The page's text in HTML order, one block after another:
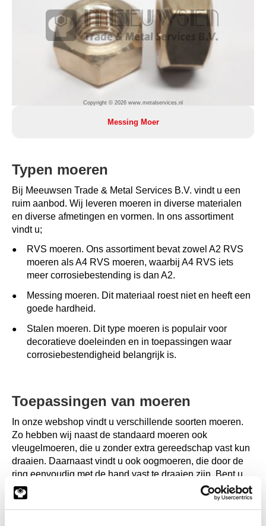
Copyright © 2026 www.metalservices.nl
Messing Moer
Typen moeren
Bij Meeuwsen Trade & Metal Services B.V. vindt u een
ruim aanbod. Wij leveren moeren in diverse materialen
en diverse afmetingen en vormen. In ons assortiment
vindt u;
RVS moeren. Ons assortiment bevat zowel A2 RVS
moeren als A4 RVS moeren, waarbij A4 RVS iets
meer corrosiebestending is dan A2.
Messing moeren. Dit materiaal roest niet en heeft een
goede hardheid.
Stalen moeren. Dit type moeren is populair voor
decoratieve doeleinden en in toepassingen waar
corrosiebestendigheid belangrijk is.
Toepassingen van moeren
In onze webshop vindt u verschillende soorten moeren.
Zo hebben wij naast de standaard moeren ook
vleugelmoeren, die u zonder extra gereedschap vast kun
draaien. Daarnaast vindt u ook oogmoeren, die door de
ring eenvoudig met de hand vast te draaien zijn. Bent u
op zoek naar een moer voor het verbinden van twee
bouten of stangen? Dan kunt u het beste kiezen voor de
verbindingsmoeren.